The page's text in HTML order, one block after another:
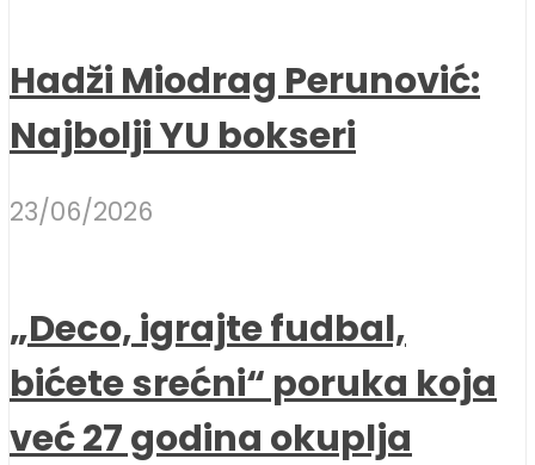
Hadži Miodrag Perunović:
Najbolji YU bokseri
23/06/2026
„Deco, igrajte fudbal,
bićete srećni“ poruka koja
već 27 godina okuplja